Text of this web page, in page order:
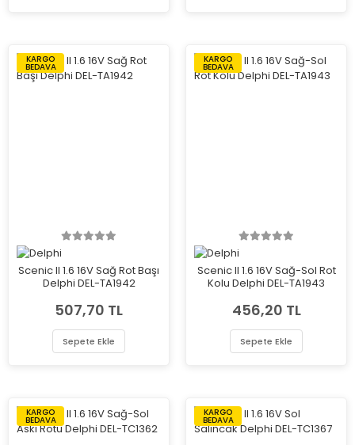
KARGO
BEDAVA
Scenic II 1.6 16V Sağ Rot Başı
Delphi DEL-TA1942
507,70 TL
Sepete Ekle
KARGO
BEDAVA
Scenic II 1.6 16V Sağ-Sol Rot
Kolu Delphi DEL-TA1943
456,20 TL
Sepete Ekle
KARGO
BEDAVA
KARGO
BEDAVA